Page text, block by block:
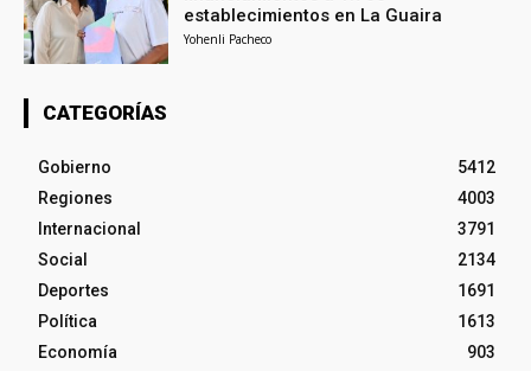
establecimientos en La Guaira
Yohenli Pacheco
CATEGORÍAS
Gobierno
5412
Regiones
4003
Internacional
3791
Social
2134
Deportes
1691
Política
1613
Economía
903